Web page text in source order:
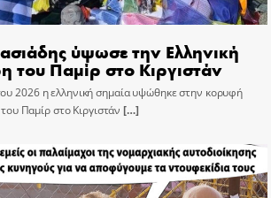
ύψωσε την Ελληνική
του Παμίρ στο Κιργιστάν
2026 η ελληνική σημαία υψώθηκε στην κορυφή
Παμίρ στο Κιργιστάν […]